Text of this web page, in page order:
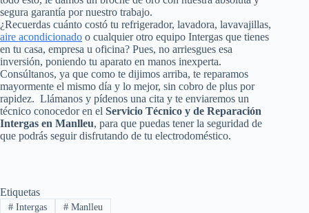
segura garantía por nuestro trabajo.
¿Recuerdas cuánto costó tu refrigerador, lavadora, lavavajillas,
aire acondicionado o cualquier otro equipo Intergas que tienes
en tu casa, empresa u oficina? Pues, no arriesgues esa
inversión, poniendo tu aparato en manos inexperta.
Consúltanos, ya que como te dijimos arriba, te reparamos
mayormente el mismo día y lo mejor, sin cobro de plus por
rapidez. Llámanos y pídenos una cita y te enviaremos un
técnico conocedor en el Servicio Técnico y de Reparación
Intergas en Manlleu, para que puedas tener la seguridad de
que podrás seguir disfrutando de tu electrodoméstico.
Etiquetas
#Intergas #Manlleu